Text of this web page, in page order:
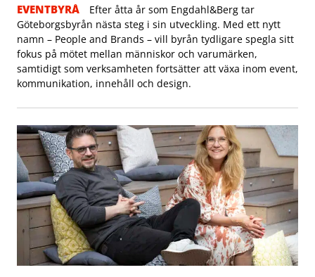
EVENTBYRÅ
Efter åtta år som Engdahl&Berg tar
Göteborgsbyrån nästa steg i sin utveckling. Med ett nytt
namn – People and Brands – vill byrån tydligare spegla sitt
fokus på mötet mellan människor och varumärken,
samtidigt som verksamheten fortsätter att växa inom event,
kommunikation, innehåll och design.